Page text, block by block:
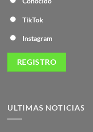
TikTok
Instagram
ULTIMAS NOTICIAS